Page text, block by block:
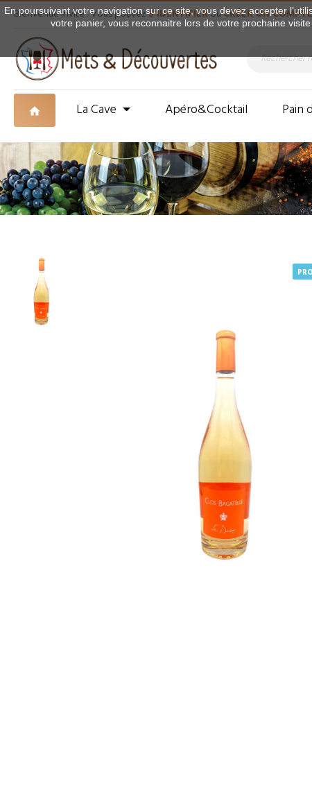
Bienvenue Invité ! Vous pouvezS'IDENTIFIERouCRÉER UN COMPTE
La Cave Apéro&Cocktail Pain
En poursuivant votre navigation sur ce site, vous devez accepter
votre panier, vous reconnaitre lors de votre prochaine